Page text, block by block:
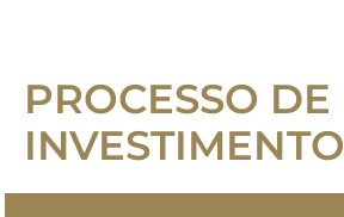
PROCESSO DE
INVESTIMENTO